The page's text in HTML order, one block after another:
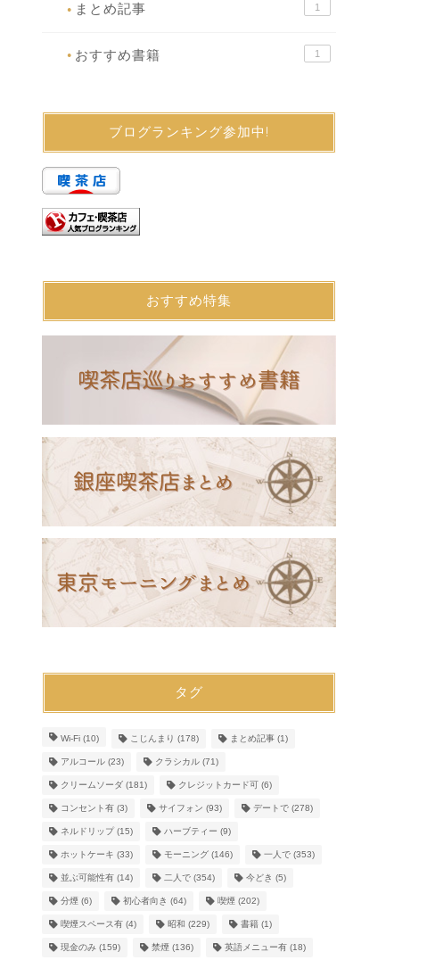
● まとめ記事 1
● おすすめ書籍 1
ブログランキング参加中!
おすすめ特集
タグ
Wi-Fi(10) こじんまり (178) まとめ記事(1)
アルコール(23) クラシカル(71)
クリームソーダ(181) クレジットカード可(6)
コンセント有(3) サイフォン (93) デートで(278)
ネルドリップ(15) ハーブティー (9)
ホットケーキ (33) モーニング(146) 一人で(353)
並ぶ可能性有(14) 二人で(354) 今どき (5)
分煙(6) 初心者向き (64) 喫煙(202)
喫煙スペース有(4) 昭和 (229) 書籍(1)
現金のみ(159) 禁煙(136) 英語メニュー有(18)